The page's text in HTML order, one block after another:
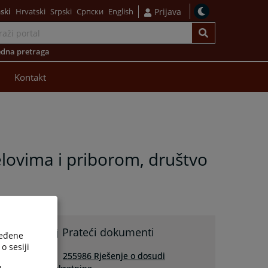
Hrvatski Srpski Српски English Prijava
pretraga
Kontakt
i priborom, društvo
Prateći dokumenti
255986 Rješenje o dosudi
sesiji